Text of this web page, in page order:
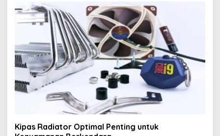
Kipas Radiator Optimal Penting untuk